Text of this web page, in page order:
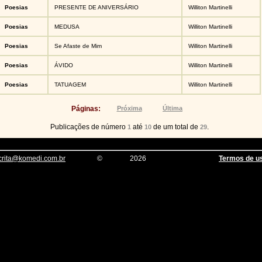
Poesias PRESENTE DE ANIVERSÁRIO Williton Martinelli
Poesias MEDUSA Williton Martinelli
Poesias Se Afaste de Mim Williton Martinelli
Poesias ÁVIDO Williton Martinelli
Poesias TATUAGEM Williton Martinelli
Páginas: Próxima Última
Publicações de número 1até 10de um total de 29.
© 2026 Termos de